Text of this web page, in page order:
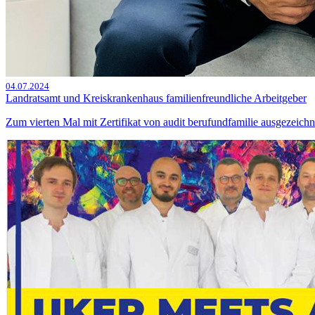
04.07.2024
Landratsamt und Kreiskrankenhaus familienfreundliche Arbeitgeber
Zum vierten Mal mit Zertifikat von audit berufundfamilie